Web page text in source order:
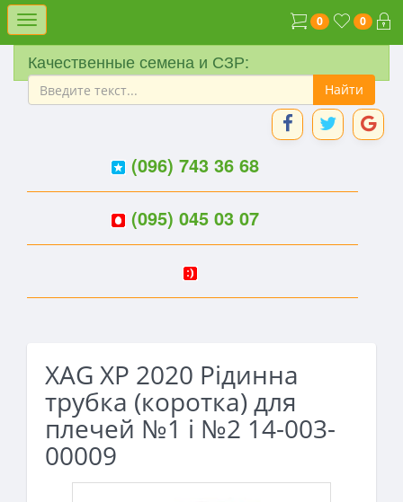
Меню 0
0
Качественные семена и СЗР:
(096) 743 36 68
(095) 045 03 07
XAG XP 2020 Рідинна
трубка (коротка) для
плечей №1 і №2 14-003-
00009